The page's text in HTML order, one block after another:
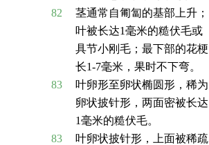
82
茎通常自匍匐的基部上升；
叶被长达1毫米的糙伏毛或
具节小刚毛；最下部的花梗
长1-7毫米，果时不下弯。
83
叶卵形至卵状椭圆形，稀为
卵状披针形，两面密被长达
1毫米的糙伏毛。
83
叶卵状披针形，上面被稀疏